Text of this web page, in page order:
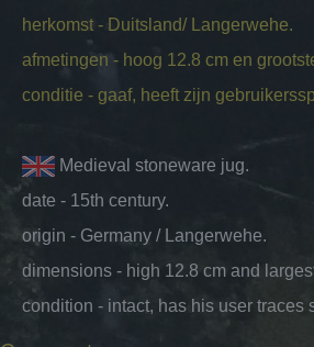
herkomst - Duitsland/ Langerwehe.
afmetingen - hoog 12.8 cm en
conditie - gaaf, heeft zijn
Medieval stoneware jug.
date - 15th century.
origin - Germany / Langerwehe.
dimensions - high 12.8 cm and
condition - intact, has his user traces